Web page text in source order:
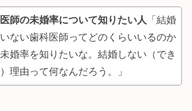
師の未婚率について知りたい人 「結婚
ない歯科医師ってどのくらいいるのか
婚率を知りたいな。結婚しない（でき
理由って何なんだろう。」